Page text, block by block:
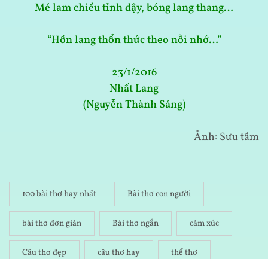
Mé lam chiều tỉnh dậy, bóng lang thang…
“Hồn lang thổn thức theo nỗi nhớ…”
23/1/2016
Nhất Lang
(Nguyễn Thành Sáng)
Ảnh: Sưu tầm
100 bài thơ hay nhất Bài thơ con người
bài thơ đơn giản Bài thơ ngắn cảm xúc
Câu thơ đẹp câu thơ hay thể thơ